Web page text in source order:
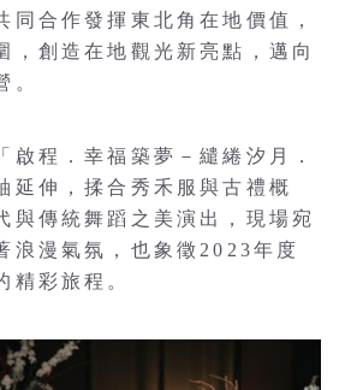
同合作發揮東北角在地價值，
，創造在地觀光新亮點，邁向
。
啟程．幸福築夢－繾綣汐月．
延伸，揉合秀禾服與古禮概
與傳統舞蹈之美演出，現場宛
浪漫氣氛，也象徵2023年度
精彩旅程。